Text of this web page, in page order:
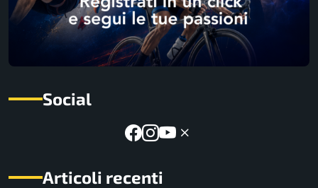
Social
Articoli recenti